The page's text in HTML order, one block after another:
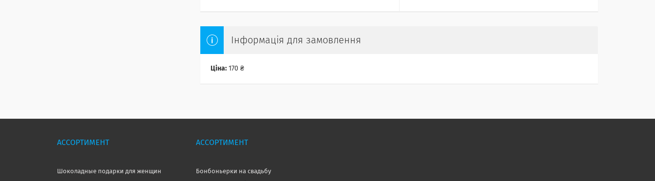
Інформація для замовлення
Ціна: 170 ₴
АССОРТИМЕНТ
Шоколадные подарки для женщин
АССОРТИМЕНТ
Бонбоньерки на свадьбу